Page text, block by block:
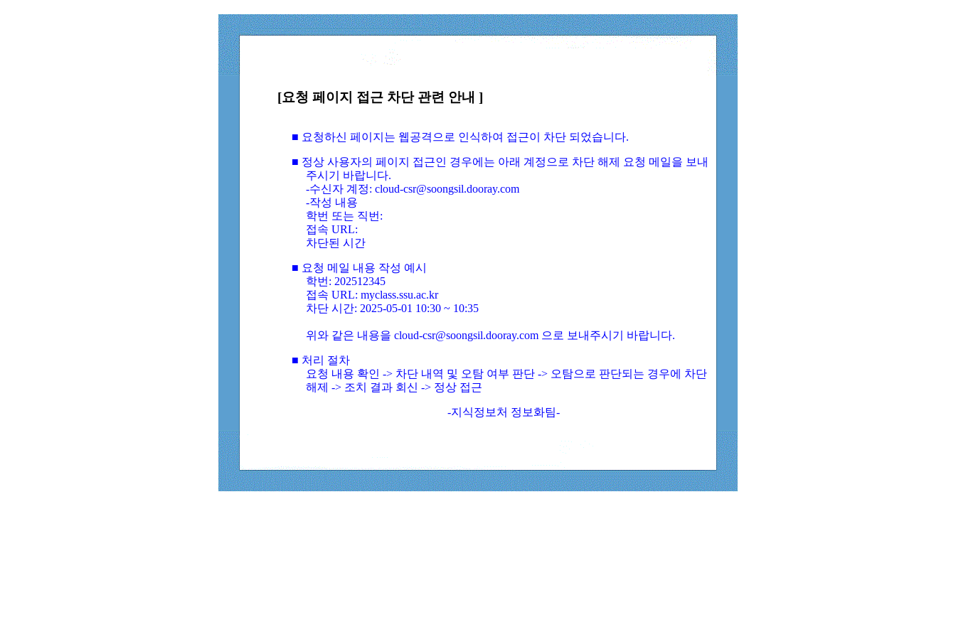
[요청 페이지 접근 차단 관련 안내 ]
■ 요청하신 페이지는 웹공격으로 인식하여 접근이 차단 되었습니다.
■ 정상 사용자의 페이지 접근인 경우에는 아래 계정으로 차단 해제 요청 메일을 보내
주시기 바랍니다.
-수신자 계정: cloud-csr@soongsil.dooray.com
-작성 내용
학번 또는 직번:
접속 URL:
차단된 시간
■ 요청 메일 내용 작성 예시
학번: 202512345
접속 URL: myclass.ssu.ac.kr
차단 시간: 2025-05-01 10:30 ~ 10:35
위와 같은 내용을 cloud-csr@soongsil.dooray.com 으로 보내주시기 바랍니다.
■ 처리 절차
요청 내용 확인 -> 차단 내역 및 오탐 여부 판단 -> 오탐으로 판단되는 경우에 차단
해제 -> 조치 결과 회신 -> 정상 접근
-지식정보처 정보화팀-